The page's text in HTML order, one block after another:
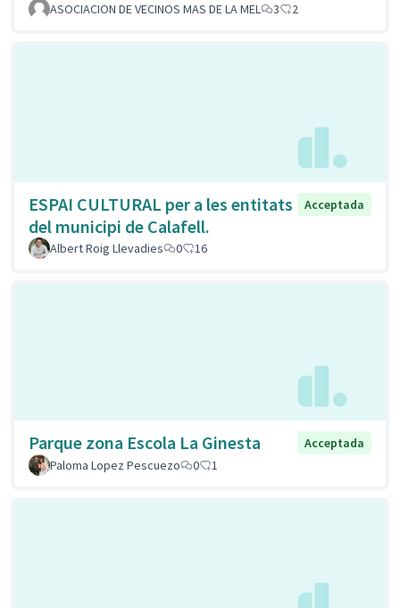
ASOCIACION DE VECINOS MAS DE LA MEL 3 2
ESPAI CULTURAL per a les entitats
del municipi de Calafell.
Acceptada
Albert Roig Llevadies 0 16
Parque zona Escola La Ginesta
Acceptada
Paloma Lopez Pescuezo
0 1